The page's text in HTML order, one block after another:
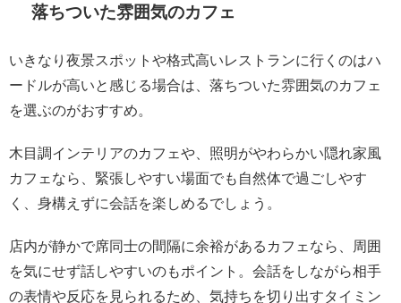
落ちついた雰囲気のカフェ
いきなり夜景スポットや格式高いレストランに行くのはハ
ードルが高いと感じる場合は、落ちついた雰囲気のカフェ
を選ぶのがおすすめ。
木目調インテリアのカフェや、照明がやわらかい隠れ家風
カフェなら、緊張しやすい場面でも自然体で過ごしやす
く、身構えずに会話を楽しめるでしょう。
店内が静かで席同士の間隔に余裕があるカフェなら、周囲
を気にせず話しやすいのもポイント。会話をしながら相手
の表情や反応を見られるため、気持ちを切り出すタイミン